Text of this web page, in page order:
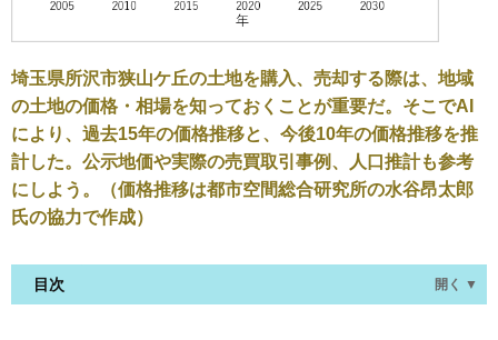
埼玉県所沢市狭山ケ丘の土地を購入、売却する際は、地域
の土地の価格・相場を知っておくことが重要だ。そこでAI
により、過去15年の価格推移と、今後10年の価格推移を推
計した。公示地価や実際の売買取引事例、人口推計も参考
にしよう。（価格推移は都市空間総合研究所の水谷昂太郎
氏の協力で作成）
目次 開く ▼